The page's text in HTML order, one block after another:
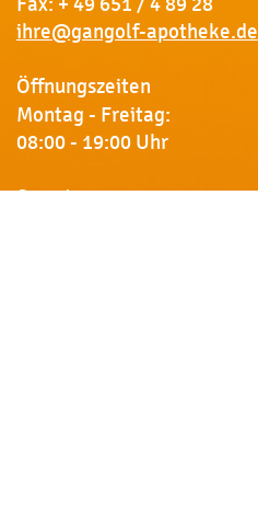
ihre@gangolf-apotheke.de
Öffnungszeiten
Montag - Freitag:
08:00 - 19:00 Uhr
Samstag: